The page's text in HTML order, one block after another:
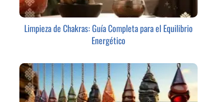
Limpieza de Chakras: Guía Completa para el Equilibrio
Energético